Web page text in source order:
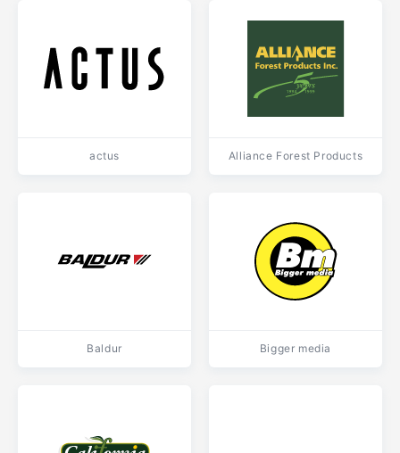
actus Alliance Forest Products
Baldur Bigger media